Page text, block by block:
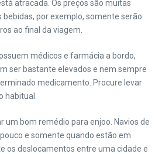
atracada. Os preços são muitas
por exemplo, somente serão
ao final da viagem.
médicos e farmácia a bordo,
ser bastante elevados e nem sempre
medicamento. Procure levar
habitual.
um bom remédio para enjoo. Navios de
e somente quando estão em
os deslocamentos entre uma cidade e